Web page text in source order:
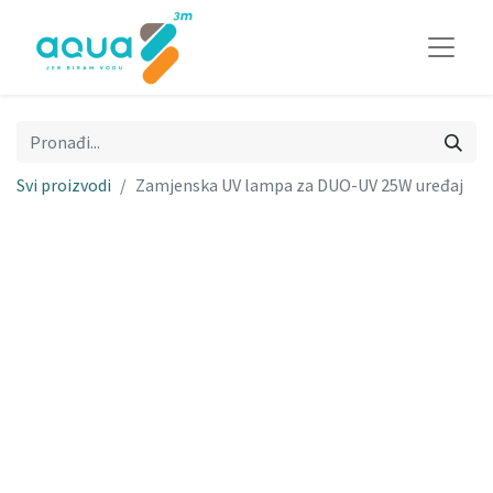
Svi proizvodi Zamjenska UV lampa za DUO-UV 25W uređaj